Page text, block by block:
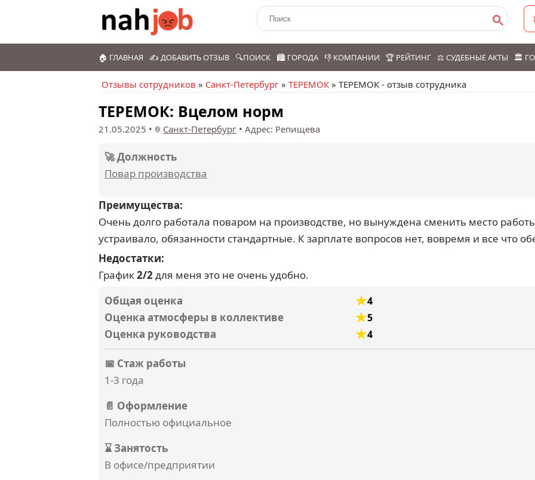
🏠 ГЛАВНАЯ ✍️ ДОБАВИТЬ ОТЗЫВ 🔍ПОИСК 🏙️ ГОРОДА 👎 КОМПАНИИ 🏆 РЕЙТИНГ ⚖️ СУДЕБНЫЕ АКТЫ 🏛️
Отзывы сотрудников » Санкт-Петербург » ТЕРЕМОК » ТЕРЕМОК - отзыв сотрудника
ТЕРЕМОК: Вцелом норм
21.05.2025 • Санкт-Петербург • Адрес: Репищева
🚀 Должность
Повар производства
Преимущества:
Очень долго работала поваром на производстве, но вынуждена сменить место
устраивало, обязанности стандартные. К зарплате вопросов нет, вовремя и все что
Недостатки:
График2/2для меня это не очень удобно.
Общая оценка
4
Оценка атмосферы в коллективе 5
Оценка руководства 4
📅 Стаж работы
1-3 года
📄 Оформление
Полностью официальное
⌛ Занятость
В офисе/предприятии